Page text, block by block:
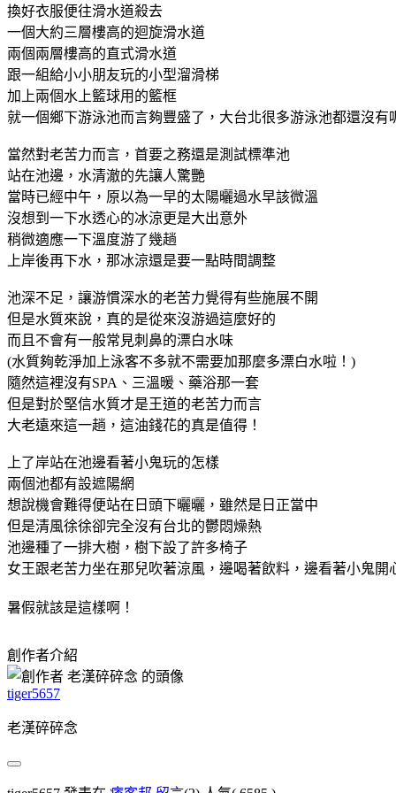
換好衣服便往滑水道殺去
一個大約三層樓高的迴旋滑水道
兩個兩層樓高的直式滑水道
跟一組給小小朋友玩的小型溜滑梯
加上兩個水上籃球用的籃框
就一個鄉下游泳池而言夠豐盛了，大台北很多游泳池都還沒有
當然對老苦力而言，首要之務還是測試標準池
站在池邊，水清澈的先讓人驚艷
當時已經中午，原以為一早的太陽曬過水早該微溫
沒想到一下水透心的冰涼更是大出意外
稍微適應一下溫度游了幾趟
上岸後再下水，那冰涼還是要一點時間調整
池深不足，讓游慣深水的老苦力覺得有些施展不開
但是水質來說，真的是從來沒游過這麼好的
而且不會有一般常見刺鼻的漂白水味
(水質夠乾淨加上泳客不多就不需要加那麼多漂白水啦！)
隨然這裡沒有SPA、三溫暖、藥浴那一套
但是對於堅信水質才是王道的老苦力而言
大老遠來這一趟，這油錢花的真是值得！
上了岸站在池邊看著小鬼玩的怎樣
兩個池都有設遮陽網
想說機會難得便站在日頭下曬曬，雖然是日正當中
但是清風徐徐卻完全沒有台北的鬱悶燥熱
池邊種了一排大樹，樹下設了許多椅子
女王跟老苦力坐在那兒吹著涼風，邊喝著飲料，邊看著小鬼開
暑假就該是這樣啊！
創作者介紹
tiger5657
老漢碎碎念